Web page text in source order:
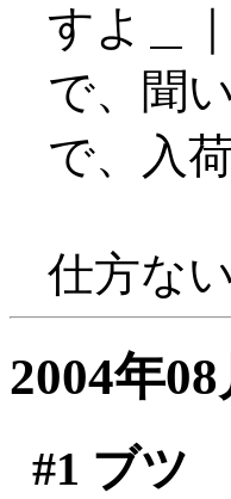
すよ＿
で、聞
で、入
仕方な
2004年
#1 ブツ